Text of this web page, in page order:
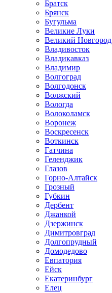
Братск
Брянск
Бугульма
Великие Луки
Великий Новгород
Владивосток
Владикавказ
Владимир
Волгоград
Волгодонск
Волжский
Вологда
Волоколамск
Воронеж
Воскресенск
Воткинск
Гатчина
Геленджик
Глазов
Горно-Алтайск
Грозный
Губкин
Дербент
Джанкой
Дзержинск
Димитровград
Долгопрудный
Домодедово
Евпатория
Ейск
Екатеринбург
Елец